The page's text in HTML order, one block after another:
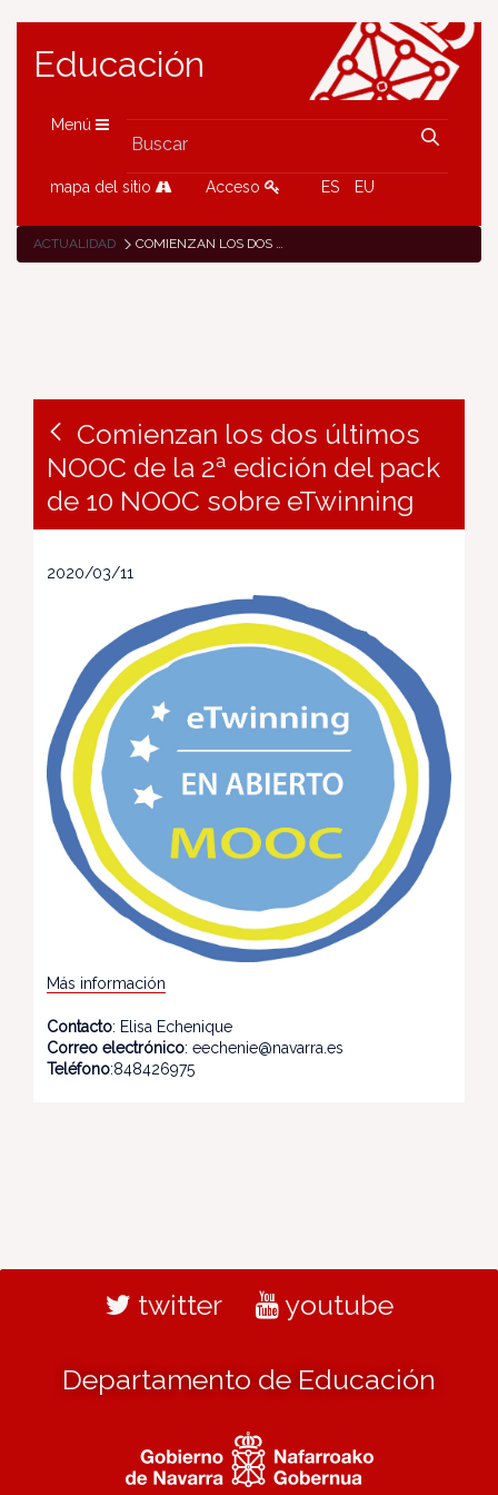
Educación
Menú
mapa del sitio Acceso ES EU
ACTUALIDAD COMIENZAN LOS DOS ÚLTIMOS NOOC DE LA 2ª EDICIÓN DEL PACK DE 10 NOOC SOBRE ETWINNING
Comienzan los dos últimos
NOOC de la 2ª edición del pack
de 10 NOOC sobre eTwinning
2020/03/11
Más información
Contacto: Elisa Echenique
Correo electrónico: eechenie@navarra.es
Teléfono:848426975
twitter youtube
Departamento de Educación